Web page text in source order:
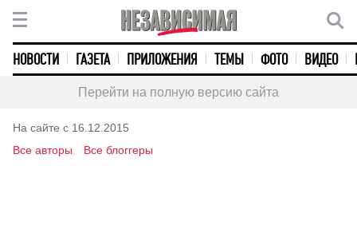
НОВОСТИ ГАЗЕТА ПРИЛОЖЕНИЯ ТЕМЫ ФОТО ВИДЕО
Перейти на полную версию сайта
На сайте с 16.12.2015
Все авторы
Все блоггеры